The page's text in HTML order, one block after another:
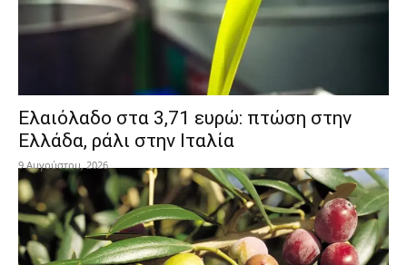
Ελαιόλαδο στα 3,71 ευρώ: πτώση στην
Ελλάδα, ράλι στην Ιταλία
9 Αυγούστου, 2026